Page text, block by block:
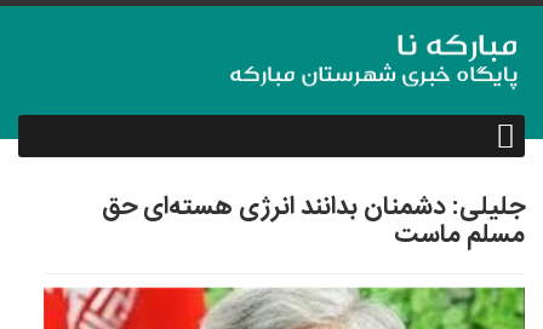
جلیلی: دشمنان بدانند انرژی هسته‌ای حق
مسلم ماست